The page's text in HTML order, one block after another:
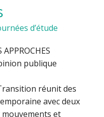
d’étude
publique
réunit des
avec deux
mouvements et